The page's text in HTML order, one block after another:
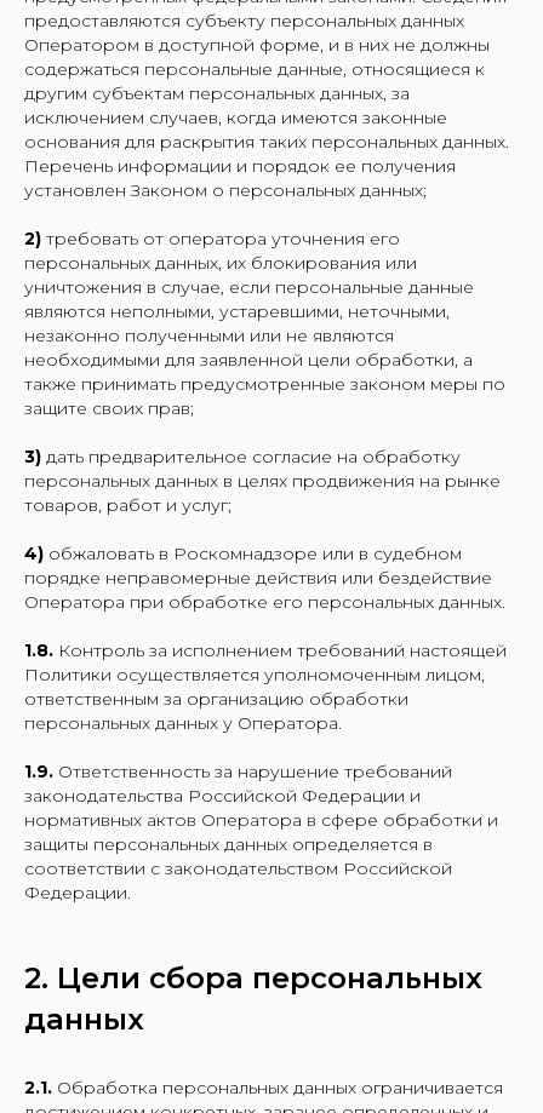
предоставляются субъекту персональных данных
Оператором в доступной форме, и в них не должны
содержаться персональные данные, относящиеся к
другим субъектам персональных данных, за
исключением случаев, когда имеются законные
основания для раскрытия таких персональных данных.
Перечень информации и порядок ее получения
установлен Законом о персональных данных;
2) требовать от оператора уточнения его
персональных данных, их блокирования или
уничтожения в случае, если персональные данные
являются неполными, устаревшими, неточными,
незаконно полученными или не являются
необходимыми для заявленной цели обработки, а
также принимать предусмотренные законом меры по
защите своих прав;
3) дать предварительное согласие на обработку
персональных данных в целях продвижения на рынке
товаров, работ и услуг;
4) обжаловать в Роскомнадзоре или в судебном
порядке неправомерные действия или бездействие
Оператора при обработке его персональных данных.
1.8. Контроль за исполнением требований настоящей
Политики осуществляется уполномоченным лицом,
ответственным за организацию обработки
персональных данных у Оператора.
1.9. Ответственность за нарушение требований
законодательства Российской Федерации и
нормативных актов Оператора в сфере обработки и
защиты персональных данных определяется в
соответствии с законодательством Российской
Федерации.
2. Цели сбора персональных
данных
2.1. Обработка персональных данных ограничивается